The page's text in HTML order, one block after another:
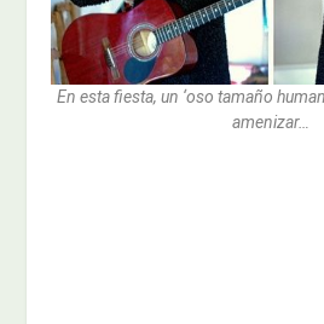
En esta fiesta, un ‘oso tamaño
amenizar…